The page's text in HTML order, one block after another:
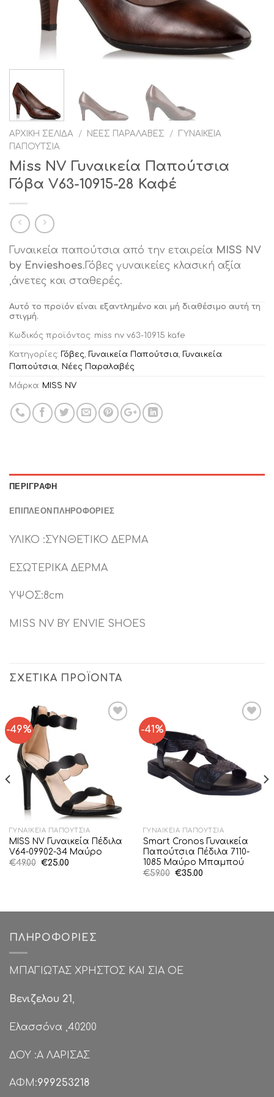
ΑΡΧΙΚΉ ΣΕΛΊΔΑ / ΝΈΕΣ ΠΑΡΑΛΑΒΈΣ /
ΓΥΝΑΙΚΕΊΑ
ΠΑΠΟΎΤΣΙΑ
Miss NV Γυναικεία Παπούτσια
Γόβα V63-10915-28 Καφέ
Γυναικεία παπούτσια από την εταιρεία MISS NV
by Envieshoes.Γόβες γυναικείες κλασική αξία
,άνετες και σταθερές.
Αυτό το προϊόν είναι εξαντλημένο και μή διαθέσιμο αυτή τη
στιγμή.
Κωδικός προϊόντος: miss nv v63-10915 kafe
Κατηγορίες: Γόβες, Γυναικεία Παπούτσια, Γυναικεία
Παπούτσια, Νέες Παραλαβές
Μάρκα: MISS NV
ΠΕΡΙΓΡΑΦΉ
ΕΠΙΠΛΈΟΝ ΠΛΗΡΟΦΟΡΊΕΣ
ΥΛΙΚΟ :ΣΥΝΘΕΤΙΚΟ ΔΕΡΜΑ
ΕΣΩΤΕΡΙΚΑ ΔΕΡΜΑ
ΥΨΟΣ:8cm
MISS NV BY ENVIE SHOES
ΣΧΕΤΙΚΆ ΠΡΟΪΌΝΤΑ
-49%
ΓΥΝΑΙΚΕΊΑ ΠΑΠΟΎΤΣΙΑ
MISS NV Γυναικεία Πέδιλα
V64-09902-34 Μαύρο
€49.00 Original
€25.00Η
-41%
ΓΥΝΑΙΚΕΊΑ ΠΑΠΟΎΤΣΙΑ
Smart Cronos Γυναικεία
Παπούτσια Πέδιλα 7110-
1085 Μαύρο Μπαμπού
€59.00 Original
€35.00Η
ΠΛΗΡΟΦΟΡΊΕΣ
ΜΠΑΓΙΩΤΑΣ ΧΡΗΣΤΟΣ ΚΑΙ ΣΙΑ ΟΕ
Βενιζελου 21,
Ελασσόνα ,40200
ΔΟΥ :Α ΛΑΡΙΣΑΣ
ΑΦΜ:999253218